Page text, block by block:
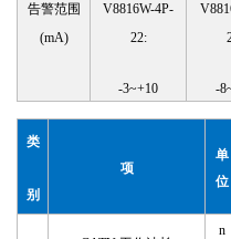
告警范围
(mA)
V8816W-4P-
22:
-3~+10 -
类
别
项
单
位
n